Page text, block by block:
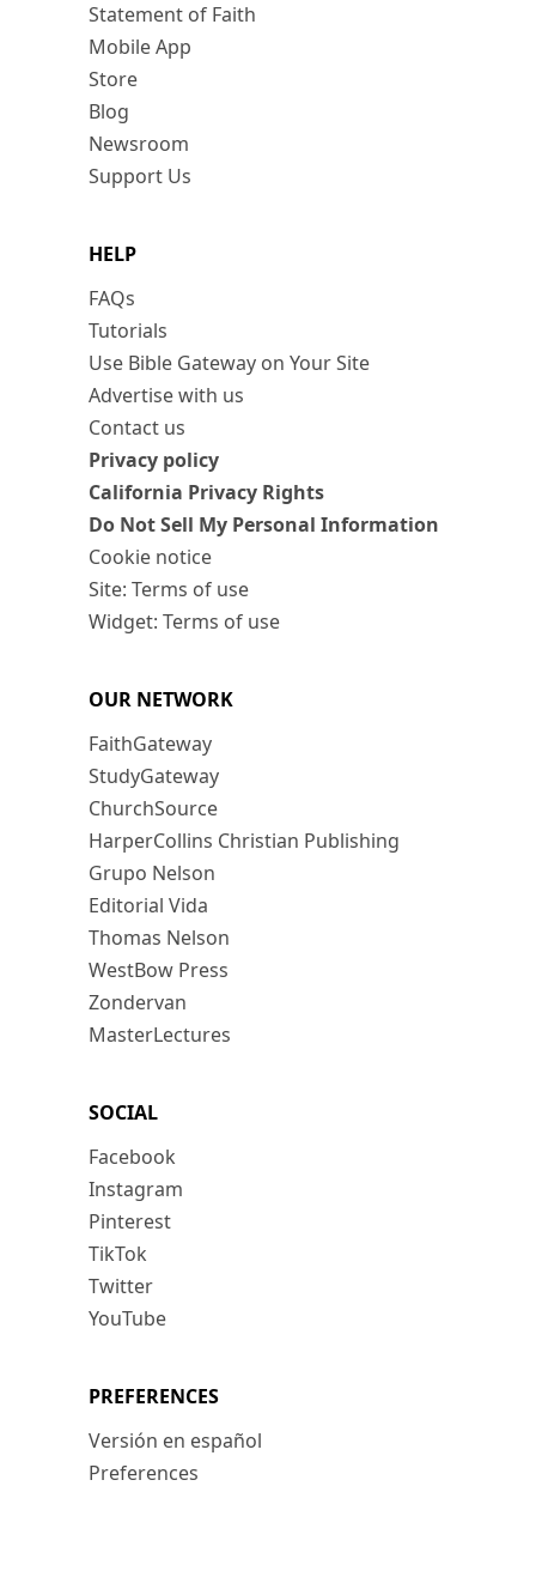
Statement of Faith
Mobile App
Store
Blog
Newsroom
Support Us
HELP
FAQs
Tutorials
Use Bible Gateway on Your Site
Advertise with us
Contact us
Privacy policy
California Privacy Rights
Do Not Sell My Personal Information
Cookie notice
Site: Terms of use
Widget: Terms of use
OUR NETWORK
FaithGateway
StudyGateway
ChurchSource
HarperCollins Christian Publishing
Grupo Nelson
Editorial Vida
Thomas Nelson
WestBow Press
Zondervan
MasterLectures
SOCIAL
Facebook
Instagram
Pinterest
TikTok
Twitter
YouTube
PREFERENCES
Versión en español
Preferences